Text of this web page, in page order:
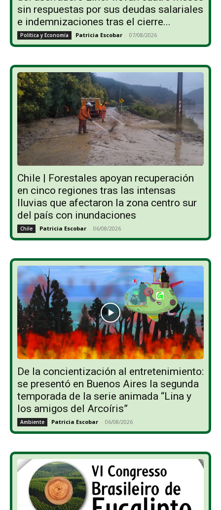
sin respuestas por sus deudas salariales
e indemnizaciones tras el cierre...
Política y Economía Patricia Escobar - 07/08/2026
Chile | Forestales apoyan recuperación
en cinco regiones tras las intensas
lluvias que afectaron la zona centro sur
del país con inundaciones
Chile Patricia Escobar - 06/08/2026
De la concientización al entretenimiento:
se presentó en Buenos Aires la segunda
temporada de la serie animada “Lina y
los amigos del Arcoíris”
Ambiente Patricia Escobar - 06/08/2026